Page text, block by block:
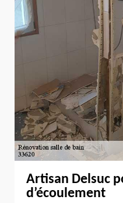
Artisan Delsuc
d’écoulement